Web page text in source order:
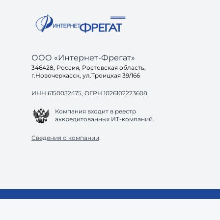
ООО «Интернет-Фрегат»
346428, Россия, Ростовская область,
г.Новочеркасск, ул.Троицкая 39/166
ИНН 6150032475, ОГРН 1026102223608
Компания входит в реестр
аккредитованных ИТ-компаний.
Сведения о компании